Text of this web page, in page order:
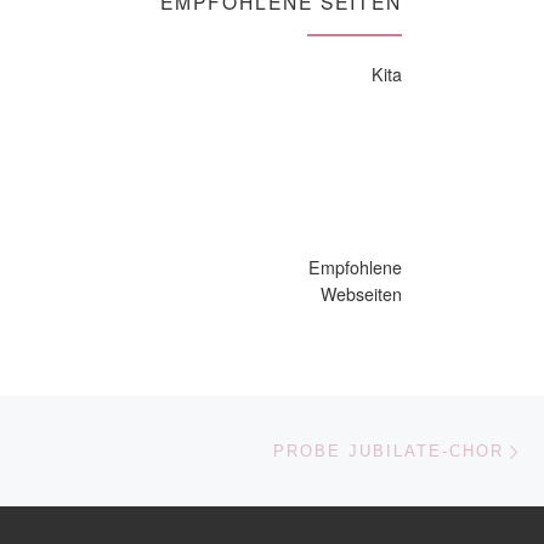
Kita
Empfohlene
Webseiten
PROBE JUBILATE-CHOR